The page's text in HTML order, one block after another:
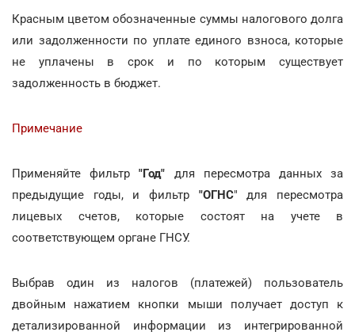
Красным цветом обозначенные суммы налогового долга
или задолженности по уплате единого взноса, которые
не уплачены в срок и по которым существует
задолженность в бюджет.
Примечание
Применяйте фильтр"Год" для пересмотра данных за
предыдущие годы, и фильтр "ОГНС" для пересмотра
лицевых счетов, которые состоят на учете в
соответствующем органе ГНСУ.
Выбрав один из налогов (платежей) пользователь
двойным нажатием кнопки мыши получает доступ к
детализированной информации из интегрированной